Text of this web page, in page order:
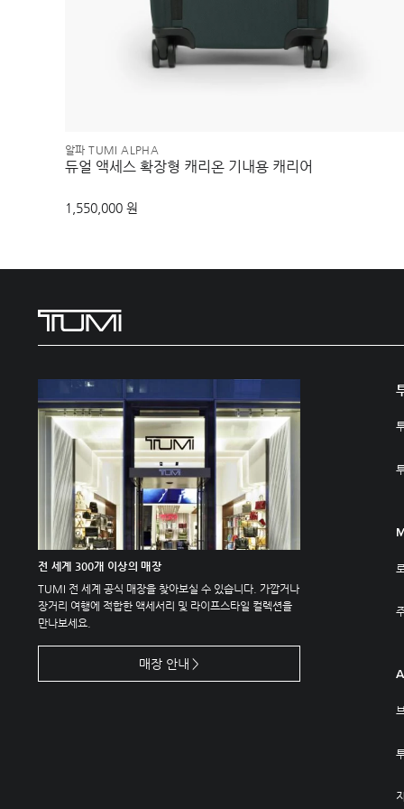
알파 TUMI ALPHA
듀얼 액세스 확장형 캐리온 기내용 캐리어
1,550,000 원
전 세계 300개 이상의 매장
TUMI 전 세계 공식 매장을 찾아보실 수 있습니다. 가깝거나
장거리 여행에 적합한 액세서리 및 라이프스타일 컬렉션을
만나보세요.
매장 안내